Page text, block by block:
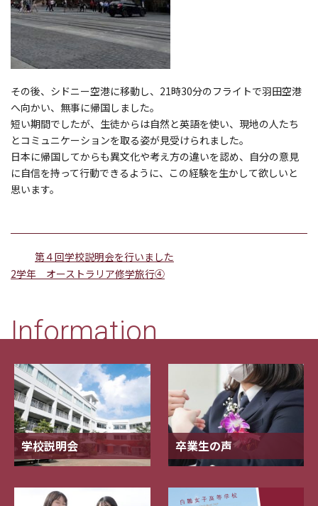
その後、シドニー空港に移動し、21時30分のフライトで羽田空港
へ向かい、無事に帰国しました。
短い期間でしたが、生徒からは自然と英語を使い、現地の人たち
とコミュニケーションを取る姿が見受けられました。
日本に帰国してからも異文化や考え方の違いを認め、自分の意見
に自信を持って行動できるように、この経験を生かして欲しいと
思います。
第４回学校説明会を行いました
2学年 オーストラリア修学旅行④
Information
学校説明会 卒業生の声